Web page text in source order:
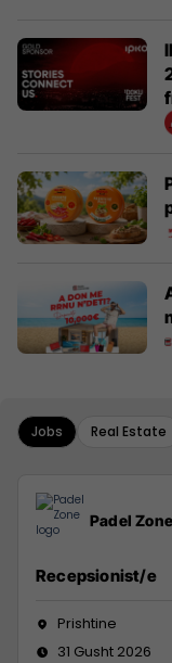
Jobs Real Estate
Padel Zone
Recepsionist/e
Prishtine
31 Gusht 2026